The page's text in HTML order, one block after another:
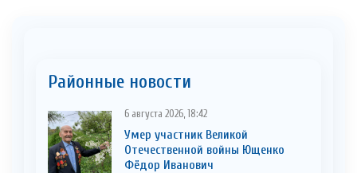
Районные новости
6 августа 2026, 18:42
Умер участник Великой
Отечественной войны Ющенко
Фёдор Иванович